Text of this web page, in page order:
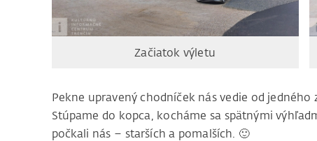
Začiatok výletu
Pekne upravený chodníček nás vedie od jedného
Stúpame do kopca, kocháme sa spätnými
počkali nás – starších a pomalších. 🙂